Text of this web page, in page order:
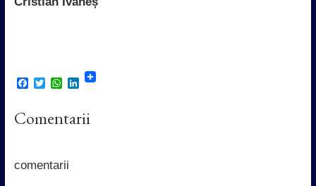
F
e
b
k
T
t
t
W
t
s
p
L
k
e
Comentarii
comentarii